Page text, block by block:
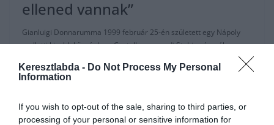
Keresztlabda - Do Not Process My Personal
Information
If you wish to opt-out of the sale, sharing to third parties, or
processing of your personal or sensitive information for
ellened vannak”
Gianluigi Donnarumma 1999 február 25-én született egy Nápoly
melletti kisebb községben, Castellammare di Stabia városában.